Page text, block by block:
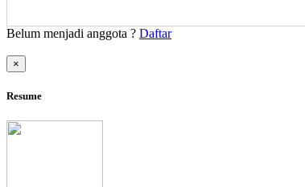
Belum menjadi anggota ? Daftar
×
Resume